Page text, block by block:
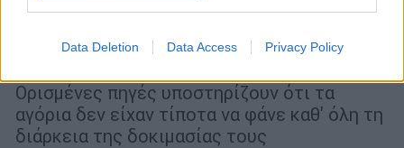
Data Deletion Data Access Privacy Policy
Πραγματικοί… survivors: Επέζησαν στη
ζούγκλα του Αμαζονίου μόνοι τους για
σχεδόν έναν μήνα
Ορισμένες πηγές υποστηρίζουν ότι τα
αγόρια δεν είχαν τίποτα να φάνε καθ' όλη τη
διάρκεια της δοκιμασίας τους